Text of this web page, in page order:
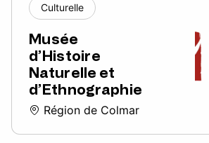
Culturelle
Musée
d’Histoire
Naturelle et
d’Ethnographie
Région de Colmar